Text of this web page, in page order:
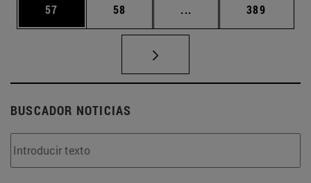
Página
57 Página
58 ... Páginas intermedias
Página
389
BUSCADOR NOTICIAS